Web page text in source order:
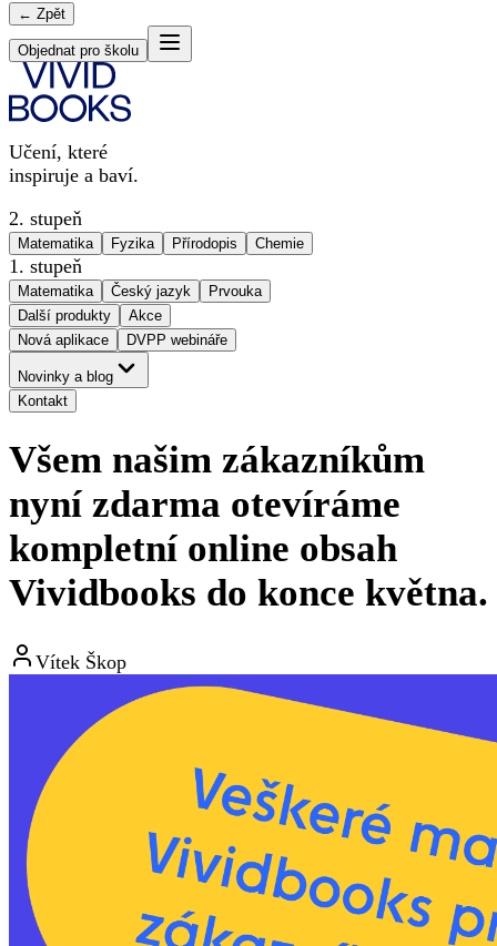
← Zpět
Objednat pro školu
Učení, které
inspiruje a baví.
2. stupeň
Matematika Fyzika Přírodopis Chemie
1. stupeň
Matematika Český jazyk
Prvouka
Další produkty
Akce
Nová aplikace
DVPP webináře
Novinky a blog
Kontakt
Všem našim zákazníkům
nyní zdarma otevíráme
kompletní online obsah
Vividbooks do konce května.
Vítek Škop